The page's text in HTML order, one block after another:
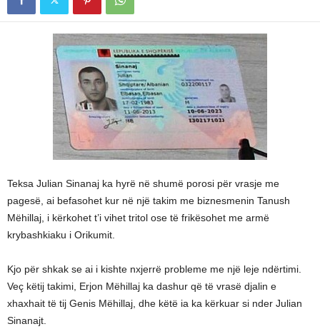
Teksa Julian Sinanaj ka hyrë në shumë porosi për vrasje me
pagesë, ai befasohet kur në një takim me biznesmenin Tanush
Mëhillaj, i kërkohet t’i vihet tritol ose të frikësohet me armë
krybashkiaku i Orikumit.
Kjo për shkak se ai i kishte nxjerrë probleme me një leje ndërtimi.
Veç këtij takimi, Erjon Mëhillaj ka dashur që të vrasë djalin e
xhaxhait të tij Genis Mëhillaj, dhe këtë ia ka kërkuar si nder Julian
Sinanajt.